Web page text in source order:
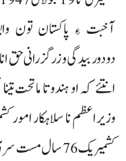
آخبت ءِ پاکستان تون
دودوربیدگی و زرگزرانی حق
انتئے کہ او ہندوتا
وزیراعظم نا سلاہکار امور
کشمیریک 76 سال